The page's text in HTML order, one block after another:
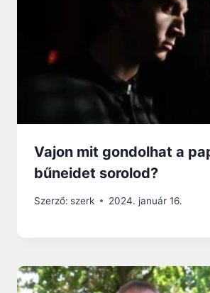
Vajon mit gondolhat a
bűneidet sorolod?
Szerző: szerk 2024. január 16.